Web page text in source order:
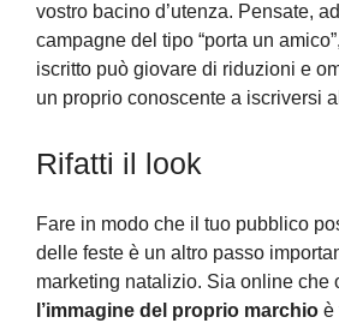
vostro bacino d’utenza. Pensate,
campagne del tipo “porta un
iscritto può giovare di riduzioni e
un proprio conoscente a iscriversi
Rifatti il look
Fare in modo che il tuo pubblico
delle feste è un altro passo
marketing natalizio. Sia online che
l’immagine del proprio marchio è